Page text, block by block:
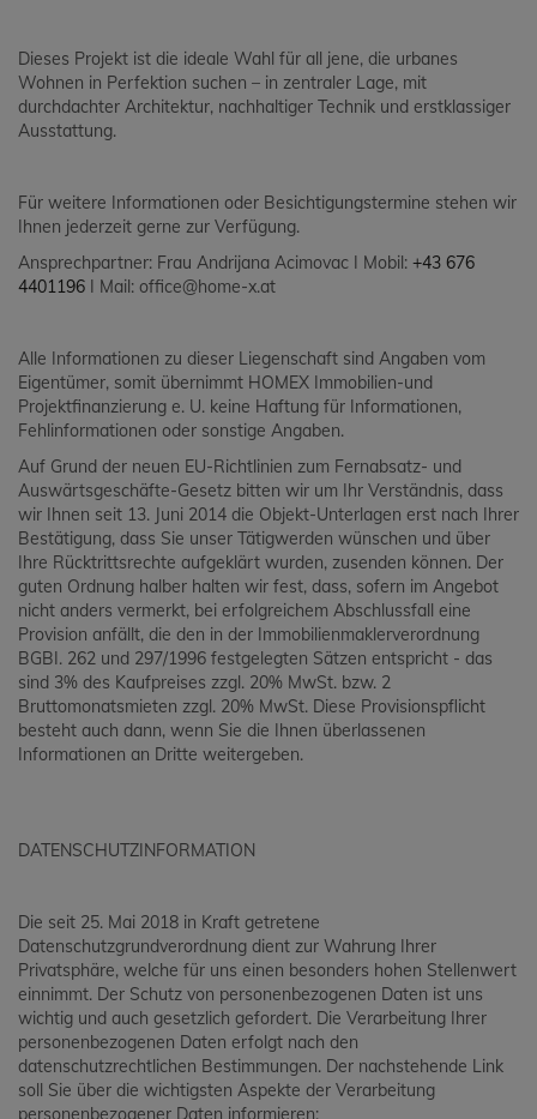
Dieses Projekt ist die ideale Wahl für all jene, die urbanes
Wohnen in Perfektion suchen – in zentraler Lage, mit
durchdachter Architektur, nachhaltiger Technik und erstklassiger
Ausstattung.
Für weitere Informationen oder Besichtigungstermine stehen wir
Ihnen jederzeit gerne zur Verfügung.
Ansprechpartner: Frau Andrijana Acimovac I Mobil: +43 676
4401196 I Mail: office@home-x.at
Alle Informationen zu dieser Liegenschaft sind Angaben vom
Eigentümer, somit übernimmt HOMEX Immobilien-und
Projektfinanzierung e. U. keine Haftung für Informationen,
Fehlinformationen oder sonstige Angaben.
Auf Grund der neuen EU-Richtlinien zum Fernabsatz- und
Auswärtsgeschäfte-Gesetz bitten wir um Ihr Verständnis, dass
wir Ihnen seit 13. Juni 2014 die Objekt-Unterlagen erst nach Ihrer
Bestätigung, dass Sie unser Tätigwerden wünschen und über
Ihre Rücktrittsrechte aufgeklärt wurden, zusenden können. Der
guten Ordnung halber halten wir fest, dass, sofern im Angebot
nicht anders vermerkt, bei erfolgreichem Abschlussfall eine
Provision anfällt, die den in der Immobilienmaklerverordnung
BGBI. 262 und 297/1996 festgelegten Sätzen entspricht - das
sind 3% des Kaufpreises zzgl. 20% MwSt. bzw. 2
Bruttomonatsmieten zzgl. 20% MwSt. Diese Provisionspflicht
besteht auch dann, wenn Sie die Ihnen überlassenen
Informationen an Dritte weitergeben.
DATENSCHUTZINFORMATION
Die seit 25. Mai 2018 in Kraft getretene
Datenschutzgrundverordnung dient zur Wahrung Ihrer
Privatsphäre, welche für uns einen besonders hohen Stellenwert
einnimmt. Der Schutz von personenbezogenen Daten ist uns
wichtig und auch gesetzlich gefordert. Die Verarbeitung Ihrer
personenbezogenen Daten erfolgt nach den
datenschutzrechtlichen Bestimmungen. Der nachstehende Link
soll Sie über die wichtigsten Aspekte der Verarbeitung